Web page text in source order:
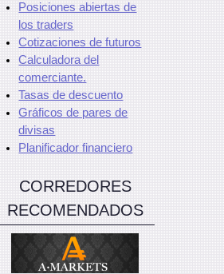
Posiciones abiertas de
los traders
Cotizaciones de futuros
Calculadora del
comerciante.
Tasas de descuento
Gráficos de pares de
divisas
Planificador financiero
CORREDORES
RECOMENDADOS